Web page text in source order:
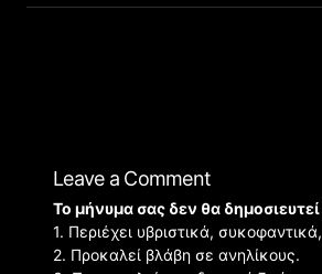
Leave a Comment
Το μήνυμα σας δεν θα
1. Περιέχει υβριστικά,
2. Προκαλεί βλάβη σε ανηλίκους.